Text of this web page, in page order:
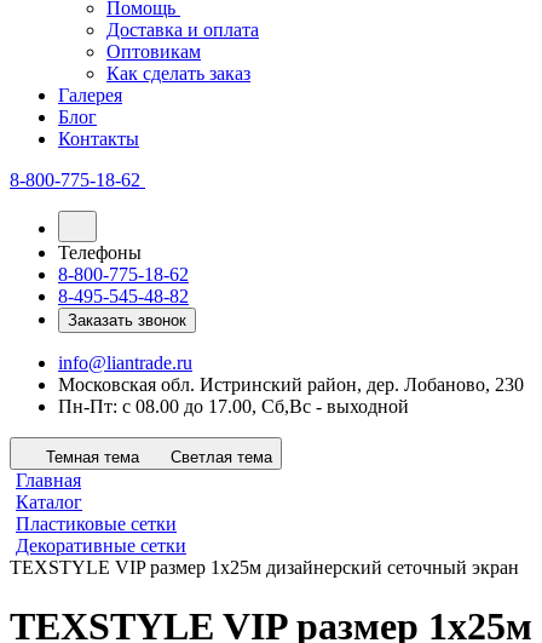
Помощь
Доставка и оплата
Оптовикам
Как сделать заказ
Галерея
Блог
Контакты
8-800-775-18-62
Телефоны
8-800-775-18-62
8-495-545-48-82
Заказать звонок
info@liantrade.ru
Московская обл. Истринский район, дер. Лобаново, 230
Пн-Пт: c 08.00 до 17.00, Cб,Вс - выходной
Темная тема Светлая тема
Главная
Каталог
Пластиковые сетки
Декоративные сетки
TEXSTYLE VIP размер 1х25м дизайнерский сеточный экран
TEXSTYLE VIP размер 1х25м